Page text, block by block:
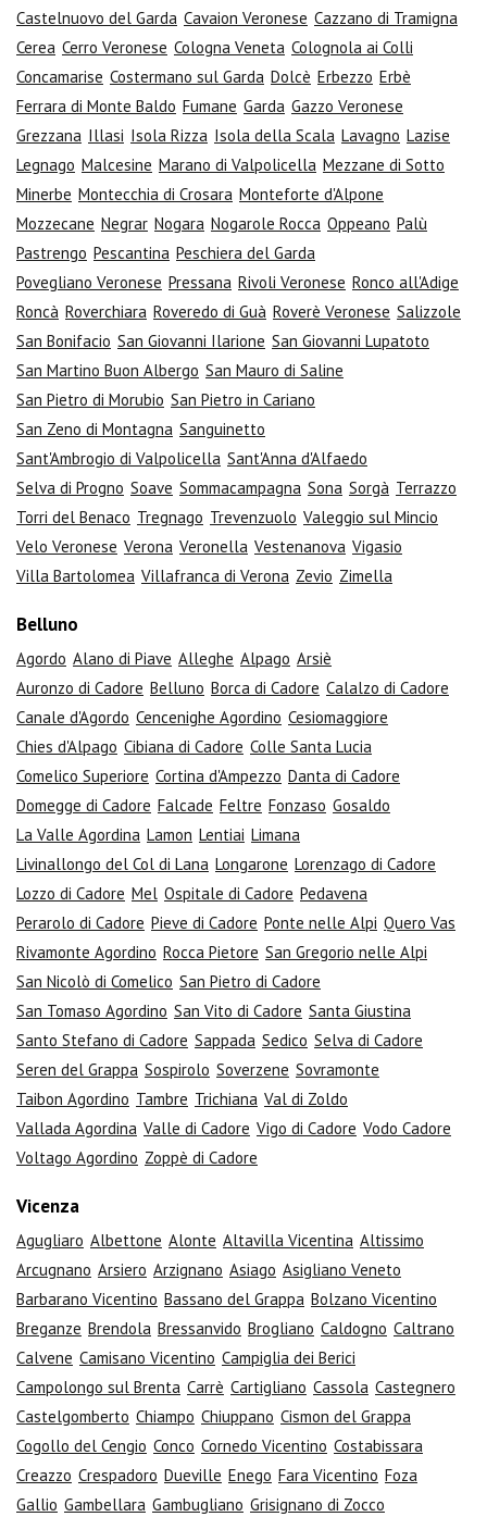
Castelnuovo del Garda Cavaion Veronese Cazzano di Tramigna
Cerea Cerro Veronese Cologna Veneta Colognola ai Colli
Concamarise Costermano sul Garda Dolcè Erbezzo Erbè
Ferrara di Monte Baldo Fumane Garda Gazzo Veronese
Grezzana Illasi Isola Rizza Isola della Scala Lavagno Lazise
Legnago Malcesine Marano di Valpolicella Mezzane di Sotto
Minerbe Montecchia di Crosara Monteforte d'Alpone
Mozzecane Negrar Nogara Nogarole Rocca Oppeano Palù
Pastrengo Pescantina Peschiera del Garda
Povegliano Veronese Pressana Rivoli Veronese Ronco all'Adige
Roncà Roverchiara Roveredo di Guà Roverè Veronese Salizzole
San Bonifacio San Giovanni Ilarione San Giovanni Lupatoto
San Martino Buon Albergo San Mauro di Saline
San Pietro di Morubio San Pietro in Cariano
San Zeno di Montagna Sanguinetto
Sant'Ambrogio di Valpolicella Sant'Anna d'Alfaedo
Selva di Progno Soave Sommacampagna Sona Sorgà Terrazzo
Torri del Benaco Tregnago Trevenzuolo Valeggio sul Mincio
Velo Veronese Verona Veronella Vestenanova Vigasio
Villa Bartolomea Villafranca di Verona Zevio Zimella
Belluno
Agordo Alano di Piave Alleghe Alpago Arsiè
Auronzo di Cadore Belluno Borca di Cadore Calalzo di Cadore
Canale d'Agordo Cencenighe Agordino Cesiomaggiore
Chies d'Alpago Cibiana di Cadore Colle Santa Lucia
Comelico Superiore Cortina d'Ampezzo Danta di Cadore
Domegge di Cadore Falcade Feltre Fonzaso Gosaldo
La Valle Agordina Lamon Lentiai Limana
Livinallongo del Col di Lana Longarone Lorenzago di Cadore
Lozzo di Cadore Mel Ospitale di Cadore Pedavena
Perarolo di Cadore Pieve di Cadore Ponte nelle Alpi Quero Vas
Rivamonte Agordino Rocca Pietore San Gregorio nelle Alpi
San Nicolò di Comelico San Pietro di Cadore
San Tomaso Agordino San Vito di Cadore Santa Giustina
Santo Stefano di Cadore Sappada Sedico Selva di Cadore
Seren del Grappa Sospirolo Soverzene Sovramonte
Taibon Agordino Tambre Trichiana Val di Zoldo
Vallada Agordina Valle di Cadore Vigo di Cadore Vodo Cadore
Voltago Agordino Zoppè di Cadore
Vicenza
Agugliaro Albettone Alonte Altavilla Vicentina Altissimo
Arcugnano Arsiero Arzignano Asiago Asigliano Veneto
Barbarano Vicentino Bassano del Grappa Bolzano Vicentino
Breganze Brendola Bressanvido Brogliano Caldogno Caltrano
Calvene Camisano Vicentino Campiglia dei Berici
Campolongo sul Brenta Carrè Cartigliano Cassola Castegnero
Castelgomberto Chiampo Chiuppano Cismon del Grappa
Cogollo del Cengio Conco Cornedo Vicentino Costabissara
Creazzo Crespadoro Dueville Enego Fara Vicentino Foza
Gallio Gambellara Gambugliano Grisignano di Zocco